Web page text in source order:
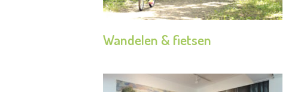
Wandelen & fietsen